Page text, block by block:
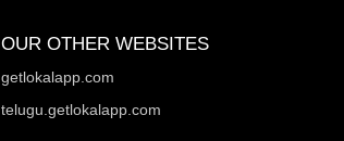
OUR OTHER WEBSITES
getlokalapp.com
telugu.getlokalapp.com